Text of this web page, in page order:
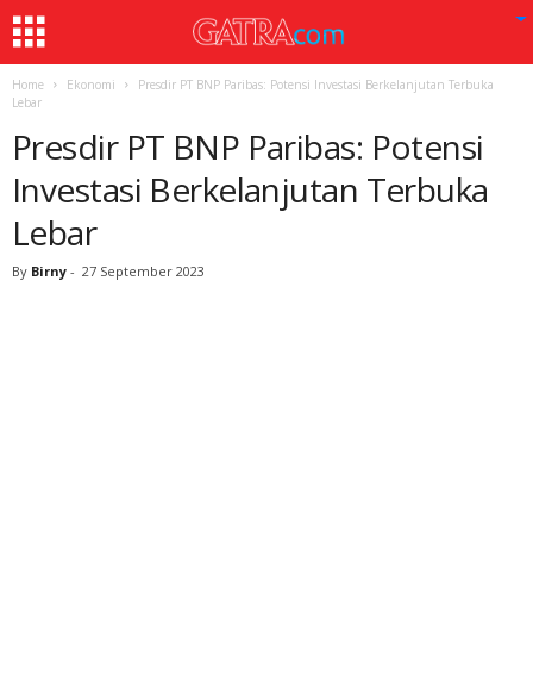
Home Ekonomi
Presdir PT BNP Paribas: Potensi Investasi Berkelanjutan Terbuka
Lebar
Presdir PT BNP Paribas: Potensi
Investasi Berkelanjutan Terbuka
Lebar
By Birny - 27 September 2023